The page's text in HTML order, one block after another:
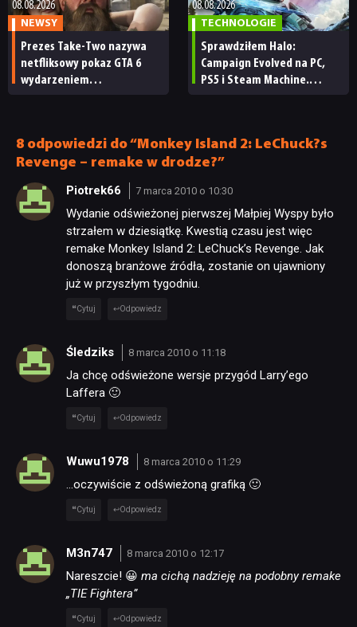
TECHNOLOGIE
JUŻ GRALIŚMY
SKLEP
08.08.2026
NEWSY
Prezes Take-Two nazywa
netfliksowy pokaz GTA 6
wydarzeniem
08.08.2026
TECHNOLOGIE
Sprawdziłem Halo:
Campaign Evolved na PC,
PS5 i Steam Machine.
8 odpowiedzi do “Monkey Island 2: LeChuck?s
Revenge – remake w drodze?”
Piotrek66 7 marca 2010 o 10:30
Wydanie odświeżonej pierwszej Małpiej Wyspy było
strzałem w dziesiątkę. Kwestią czasu jest więc
remake Monkey Island 2: LeChuck’s Revenge. Jak
donoszą branżowe źródła, zostanie on ujawniony
już w przyszłym tygodniu.
Cytuj Odpowiedz
Śledziks 8 marca 2010 o 11:18
Ja chcę odświeżone wersje przygód Larry’ego
Laffera 🙂
Cytuj Odpowiedz
Wuwu1978 8 marca 2010 o 11:29
…oczywiście z odświeżoną grafiką 🙂
Cytuj Odpowiedz
M3n747 8 marca 2010 o 12:17
Nareszcie! 😀 ma cichą nadzieję na podobny remake
„TIE Fightera”
Cytuj Odpowiedz